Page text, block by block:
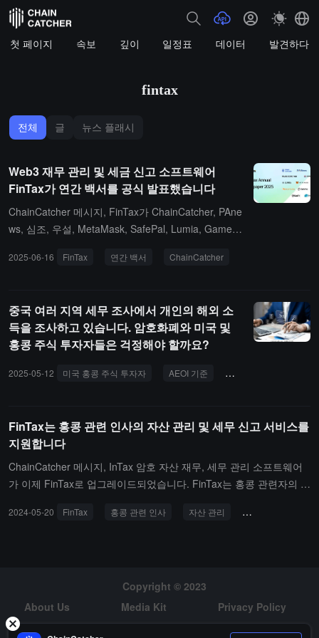
첫 페이지 속보 깊이 일정표 데이터 발견하다
fintax
전체 글 뉴스 플래시
Web3 재무 관리 및 세금 신고 소프트웨어
FinTax가 연간 백서를 공식 발표했습니다
ChainCatcher 메시지, FinTax가 ChainCatcher, PAne
ws, 심조, 우설, MetaMask, SafePal, Lumia, GameM
ViaBTC 등 여러 Crypto 생태 파트너와 함께 《FinTax
암호세무 및 규제 동향을 포함하고, DAO 규정 준수,
암호 자산 자금 세탁 방지, 스테이블코인 규제, 사모
펀드, 암호 채굴 등 10대 핵심 주제에 집중하여 업계
제공합니다.FinTax는 규정 준수가 업계 발전의 기회
안정적으로 성장할 수 있도록 지속적으로 지원할 것
입니다.소개에 따르면, FinTax는 블록체인 기업, 딜로
이트, PwC의 세무 전문가 및 기술 개발자로 구성되어
있으며, 전 세계 암호 시장에 규정 준수 세무 솔루션
정부 기관에 입법 제안을 제공한 바 있으며, 풍부한
2025-06-16 FinTax 연간 백서 ChainCatcher
중국 여러 지역 세무 조사에서 개인의 해외 소
득을 조사하고 있습니다. 암호화폐와 미국 및
홍콩 주식 투자자들은 걱정해야 할까요?
2025-05-12 미국 홍콩 주식 투자자 AEOI 기준 세금 징수 관리
FinTax는 홍콩 관련 인사의 자산 관리 및 세무 신고 서비스를
지원합니다
ChainCatcher 메시지, InTax 암호 자산 재무, 세무 관리 소프트웨어
가 이제 FinTax로 업그레이드되었습니다. FinTax는 홍콩 관련자의 자
산 소득세, 법인세의 정산을 완료하고, 세무서 BIR60 양식 및 그 부속
련 세액을 100억 이상 처리했습니다. FinTax는 현재 업계 리더 및 주
요 기관으로부터 엔젤 라운드 투자를 받았으며, Seed 라운드 자금을
모집하고 있습니다.
2024-05-20 FinTax 홍콩 관련 인사 자산 관리 세무 신고 서비스
Copyright © 2023
About Us
Media Kit
Privacy Policy
Risk Warning
Hiring